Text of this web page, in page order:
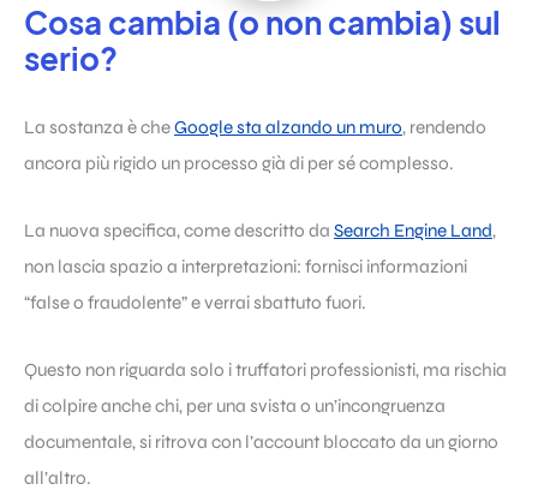
Cosa cambia (o non cambia) sul
serio?
La sostanza è cheGoogle sta alzando un muro, rendendo
ancora più rigido un processo già di per sé complesso.
La nuova specifica, come descritto da Search Engine Land,
non lascia spazio a interpretazioni: fornisci informazioni
“false o fraudolente” e verrai sbattuto fuori.
Questo non riguarda solo i truffatori professionisti, ma rischia
di colpire anche chi, per una svista o un’incongruenza
documentale, si ritrova con l’account bloccato da un giorno
all’altro.